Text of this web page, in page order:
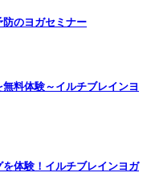
のヨガセミナー
料体験～イルチブレインヨ
体験！イルチブレインヨガ